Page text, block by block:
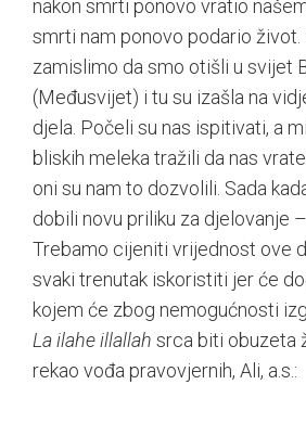
nakon smrti ponovo vratio
smrti nam ponovo podario život.
zamislimo da smo otišli u svijet
(Međusvijet) i tu su izašla na
djela. Počeli su nas ispitivati, a
bliskih meleka tražili da nas
oni su nam to dozvolili. Sada
dobili novu priliku za djelovanje
Trebamo cijeniti vrijednost ove
svaki trenutak iskoristiti jer će
kojem će zbog nemogućnosti
La ilahe illallah srca biti obuzeta
rekao vođa pravovjernih, Ali, a.s.: